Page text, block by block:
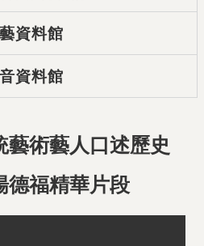
資料館
資料館
藝術藝人口述歷史
德福精華片段